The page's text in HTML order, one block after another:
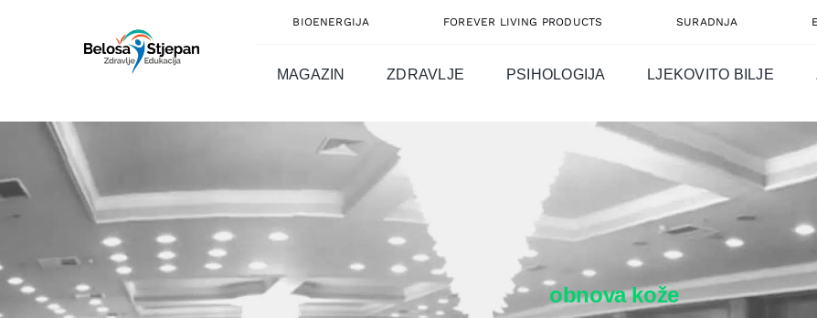
BIOENERGIJA FOREVER LIVING PRODUCTS SURADNJA
MAGAZIN ZDRAVLJE PSIHOLOGIJA LJEKOVITO BILJE
obnova kože